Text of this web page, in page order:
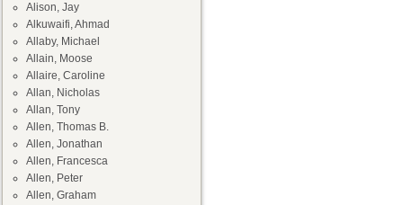
Alison, Jay
Alkuwaifi, Ahmad
Allaby, Michael
Allain, Moose
Allaire, Caroline
Allan, Nicholas
Allan, Tony
Allen, Thomas B.
Allen, Jonathan
Allen, Francesca
Allen, Peter
Allen, Graham